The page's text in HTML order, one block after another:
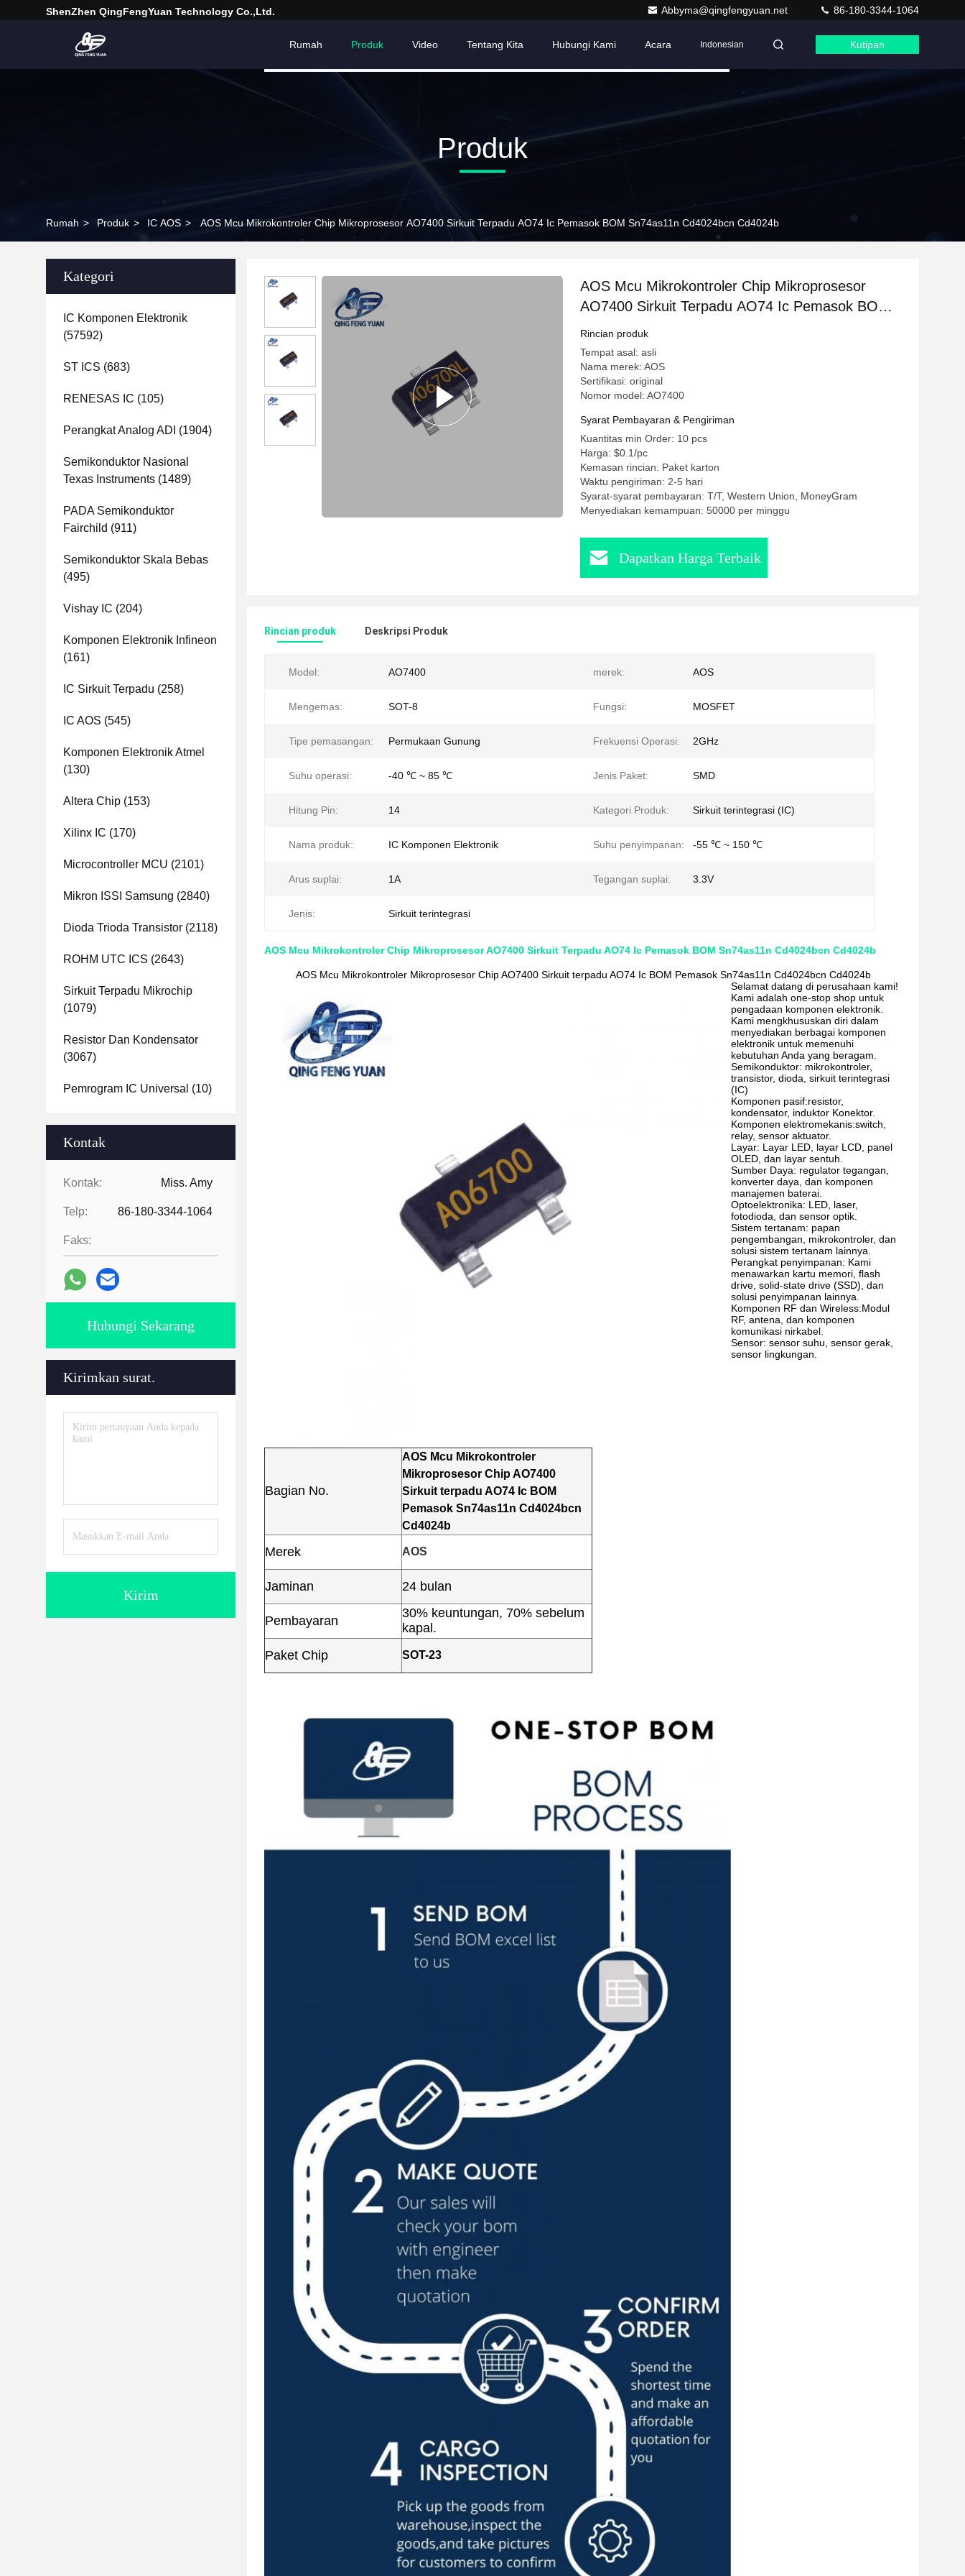
ShenZhen QingFengYuan Technology Co.,Ltd. Abbyma@qingfengyuan.net 86-180-3344-1064
Rumah Produk Video Tentang Kita Hubungi Kami Acara Indonesian Kutipan
Produk
Rumah > Produk > IC AOS > AOS Mcu Mikrokontroler Chip Mikroprosesor AO7400 Sirkuit Terpadu AO74 Ic Pemasok BOM Sn74as11n Cd4024bcn Cd4024b
Kategori
IC Komponen Elektronik
(57592)
ST ICS (683)
RENESAS IC (105)
Perangkat Analog ADI (1904)
Semikonduktor Nasional
Texas Instruments (1489)
PADA Semikonduktor
Fairchild (911)
Semikonduktor Skala Bebas
(495)
Vishay IC (204)
Komponen Elektronik Infineon
(161)
IC Sirkuit Terpadu (258)
IC AOS (545)
Komponen Elektronik Atmel
(130)
Altera Chip (153)
Xilinx IC (170)
Microcontroller MCU (2101)
Mikron ISSI Samsung (2840)
Dioda Trioda Transistor (2118)
ROHM UTC ICS (2643)
Sirkuit Terpadu Mikrochip
(1079)
Resistor Dan Kondensator
(3067)
Pemrogram IC Universal (10)
Kontak
Kontak: Miss. Amy
Telp: 86-180-3344-1064
Faks:
Hubungi Sekarang
Kirimkan surat.
Kirim
AOS Mcu Mikrokontroler Chip Mikroprosesor
AO7400 Sirkuit Terpadu AO74 Ic Pemasok BOM
Sn74as11n Cd4024bcn Cd4024b
Rincian produk
Tempat asal: asli
Nama merek: AOS
Sertifikasi: original
Nomor model: AO7400
Syarat Pembayaran & Pengiriman
Kuantitas min Order: 10 pcs
Harga: $0.1/pc
Kemasan rincian: Paket karton
Waktu pengiriman: 2-5 hari
Syarat-syarat pembayaran: T/T, Western Union, MoneyGram
Menyediakan kemampuan: 50000 per minggu
Dapatkan Harga Terbaik
Rincian produk Deskripsi Produk
Model: AO7400 merek: AOS
Mengemas: SOT-8 Fungsi: MOSFET
Tipe pemasangan: Permukaan Gunung Frekuensi Operasi: 2GHz
Suhu operasi: -40 ℃ ~ 85 ℃ Jenis Paket: SMD
Hitung Pin: 14 Kategori Produk: Sirkuit terintegrasi (IC)
Nama produk: IC Komponen Elektronik Suhu penyimpanan: -55 ℃ ~ 150 ℃
Arus suplai: 1A Tegangan suplai: 3.3V
Jenis: Sirkuit terintegrasi
AOS Mcu Mikrokontroler Chip Mikroprosesor AO7400 Sirkuit Terpadu AO74 Ic Pemasok BOM Sn74as11n Cd4024bcn Cd4024b
AOS Mcu Mikrokontroler Mikroprosesor Chip AO7400 Sirkuit terpadu AO74 Ic BOM Pemasok Sn74as11n Cd4024bcn Cd4024b
Selamat datang di perusahaan kami!
Kami adalah one-stop shop untuk
pengadaan komponen elektronik.
Kami mengkhususkan diri dalam
menyediakan berbagai komponen
elektronik untuk memenuhi
kebutuhan Anda yang beragam.
Semikonduktor: mikrokontroler,
transistor, dioda, sirkuit terintegrasi
(IC)
Komponen pasif:resistor,
kondensator, induktor Konektor.
Komponen elektromekanis:switch,
relay, sensor aktuator.
Layar: Layar LED, layar LCD, panel
OLED, dan layar sentuh.
Sumber Daya: regulator tegangan,
konverter daya, dan komponen
manajemen baterai.
Optoelektronika: LED, laser,
fotodioda, dan sensor optik.
Sistem tertanam: papan
pengembangan, mikrokontroler, dan
solusi sistem tertanam lainnya.
Perangkat penyimpanan: Kami
menawarkan kartu memori, flash
drive, solid-state drive (SSD), dan
solusi penyimpanan lainnya.
Komponen RF dan Wireless:Modul
RF, antena, dan komponen
komunikasi nirkabel.
Sensor: sensor suhu, sensor gerak,
sensor lingkungan.
Bagian No.
AOS Mcu Mikrokontroler
Mikroprosesor Chip AO7400
Sirkuit terpadu AO74 Ic BOM
Pemasok Sn74as11n Cd4024bcn
Cd4024b
Merek AOS
Jaminan 24 bulan
Pembayaran
30% keuntungan, 70% sebelum
kapal.
Paket Chip
SOT-23